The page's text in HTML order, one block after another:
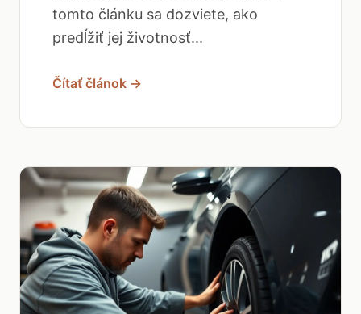
tomto článku sa dozviete, ako
predĺžiť jej životnosť...
Čítať článok →